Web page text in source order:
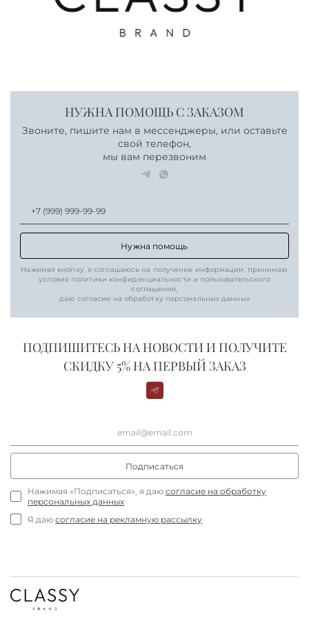
НУЖНА ПОМОЩЬ С ЗАКАЗОМ
Звоните, пишите нам в мессенджеры, или оставьте
свой телефон,
мы вам перезвоним
Нужна помощь
Нажимая кнопку, я соглашаюсь на получение информации, принимаю
условия политики конфиденциальности и пользовательского
соглашения,
даю согласие на обработку персональных данных
ПОДПИШИТЕСЬ НА НОВОСТИ И ПОЛУЧИТЕ
СКИДКУ 5% НА ПЕРВЫЙ ЗАКАЗ
Подписаться
Нажимая «Подписаться», я даю согласие на обработку
персональных данных
Я даю согласие на рекламную рассылку